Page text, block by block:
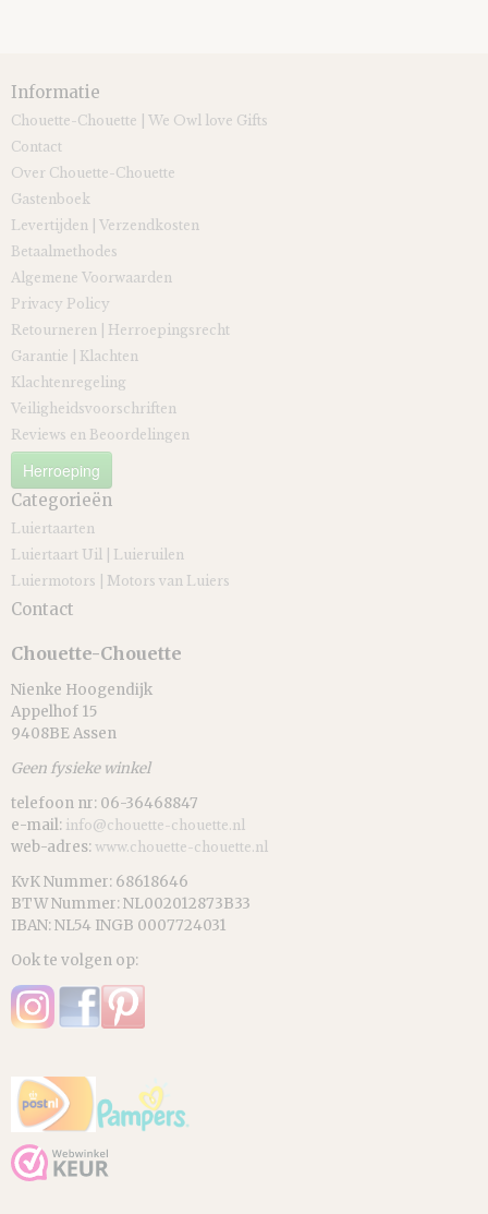
Informatie
Chouette-Chouette | We Owl love Gifts
Contact
Over Chouette-Chouette
Gastenboek
Levertijden | Verzendkosten
Betaalmethodes
Algemene Voorwaarden
Privacy Policy
Retourneren | Herroepingsrecht
Garantie | Klachten
Klachtenregeling
Veiligheidsvoorschriften
Reviews en Beoordelingen
Herroeping
Categorieën
Luiertaarten
Luiertaart Uil | Luieruilen
Luiermotors | Motors van Luiers
Contact
Chouette-Chouette
Nienke Hoogendijk
Appelhof 15
9408BE Assen
Geen fysieke winkel
telefoon nr: 06-36468847
e-mail: info@chouette-chouette.nl
web-adres: www.chouette-chouette.nl
KvK Nummer: 68618646
BTW Nummer: NL002012873B33
IBAN: NL54 INGB 0007724031
Ook te volgen op: